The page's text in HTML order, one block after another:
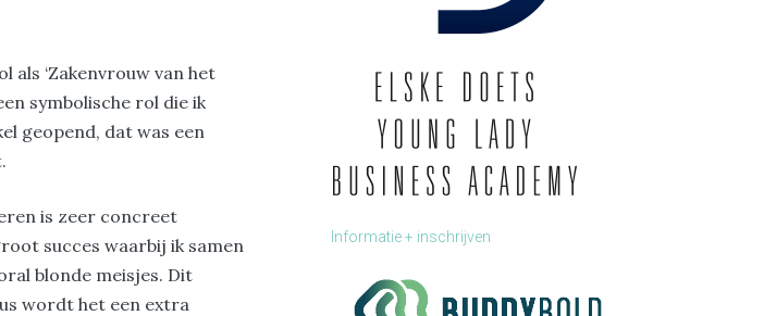
‘Zakenvrouw van het
symbolische rol die ik
geopend, dat was een
is zeer concreet
succes waarbij ik samen
blonde meisjes. Dit
wordt het een extra
Informatie + inschrijven